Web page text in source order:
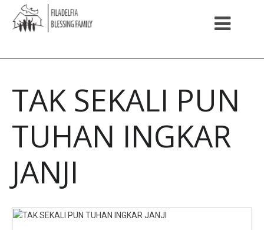
TAK SEKALI PUN
TUHAN INGKAR
JANJI